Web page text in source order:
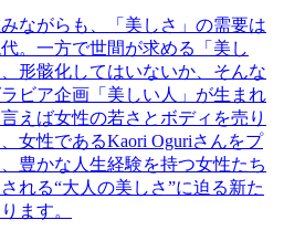
ながらも、「美しさ」の需要は
。一方で世間が求める「美し
形骸化してはいないか、そんな
ビア企画「美しい人」が生まれ
えば女性の若さとボディを売り
女性であるKaori Oguriさんをプ
豊かな人生経験を持つ女性たち
れる“大人の美しさ”に迫る新た
ます。